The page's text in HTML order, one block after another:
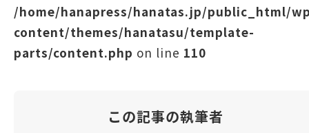
/home/hanapress/hanatas.jp/public_html/
content/themes/hanatasu/template-
parts/content.php on line 110
この記事の執筆者